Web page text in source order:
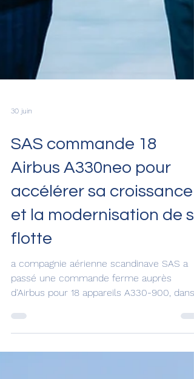
30 juin
SAS commande 18
Airbus A330neo pour
accélérer sa croissance
et la modernisation de
flotte
a compagnie aérienne scandinave SAS a
d'Airbus pour 18 appareils A330-900, dans
le cadre de sa stratégie de
de flotte en cours